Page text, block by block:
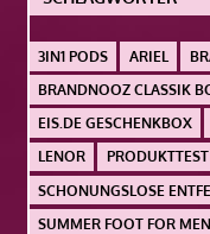
3IN1 PODS ARIEL
BRANDNOOZ CLASSIK
EIS.DE GESCHENKBOX
LENOR
PRODUKTTEST
SCHONUNGSLOSE
SUMMER FOOT FOR MEN